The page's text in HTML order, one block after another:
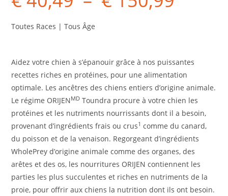
Toutes Races | Tous Âge
Aidez votre chien à s’épanouir grâce à nos puissantes
recettes riches en protéines, pour une alimentation
optimale. Les ancêtres des chiens entiers d’origine animale.
Le régime ORIJENMD Toundra procure à votre chien les
protéines et les nutriments nourrissants dont il a besoin,
provenant d’ingrédients frais ou crus1 comme du canard,
du poisson et de la venaison. Regorgeant d’ingrédients
WholePrey d’origine animale comme des organes, des
arêtes et des os, les nourritures ORIJEN contiennent les
parties les plus succulentes et riches en nutriments de la
proie, pour offrir aux chiens la nutrition dont ils ont besoin.